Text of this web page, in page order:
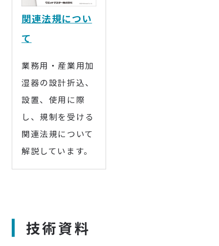
関連法規につい
て
業務用・産業用加
湿器の設計折込、
設置、使用に際
し、規制を受ける
関連法規について
解説しています。
技術資料